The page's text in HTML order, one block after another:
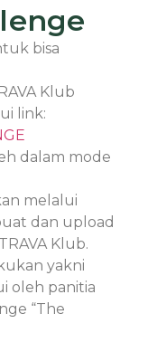
bisa
Klub
link:
dalam mode
melalui
dan upload
Klub.
yakni
oleh panitia
“The